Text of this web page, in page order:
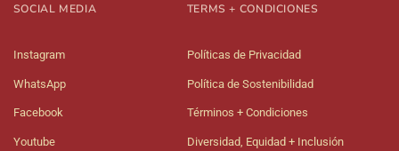
SOCIAL MEDIA
Instagram
WhatsApp
Facebook
Youtube
TERMS + CONDICIONES
Políticas de Privacidad
Política de Sostenibilidad
Términos + Condiciones
Diversidad, Equidad + Inclusión